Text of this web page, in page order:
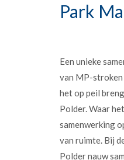
Park
Een unieke
van MP-
het op peil
Polder. Waar
samenwerking
van ruimte. Bij
Polder nauw